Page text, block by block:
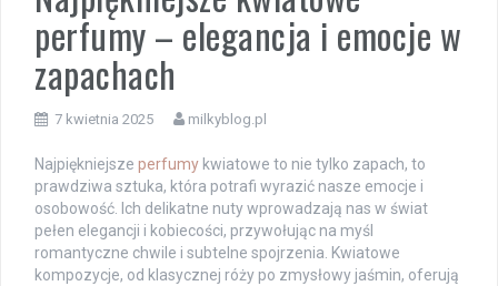
perfumy – elegancja i emocje w
zapachach
7 kwietnia 2025 milkyblog.pl
Najpiękniejsze perfumy kwiatowe to nie tylko zapach, to
prawdziwa sztuka, która potrafi wyrazić nasze emocje i
osobowość. Ich delikatne nuty wprowadzają nas w świat
pełen elegancji i kobiecości, przywołując na myśl
romantyczne chwile i subtelne spojrzenia. Kwiatowe
kompozycje, od klasycznej róży po zmysłowy jaśmin, oferują